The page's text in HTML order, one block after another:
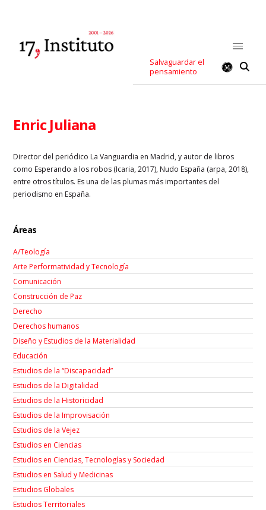
Salvaguardar el
pensamiento
Enric Juliana
Director del periódico La Vanguardia en Madrid, y autor de libros
como Esperando a los robos (Icaria, 2017), Nudo España (arpa, 2018),
entre otros títulos. Es una de las plumas más importantes del
periodismo en España.
Áreas
A/Teología
Arte Performatividad y Tecnología
Comunicación
Construcción de Paz
Derecho
Derechos humanos
Diseño y Estudios de la Materialidad
Educación
Estudios de la “Discapacidad”
Estudios de la Digitalidad
Estudios de la Historicidad
Estudios de la Improvisación
Estudios de la Vejez
Estudios en Ciencias
Estudios en Ciencias, Tecnologías y Sociedad
Estudios en Salud y Medicinas
Estudios Globales
Estudios Territoriales